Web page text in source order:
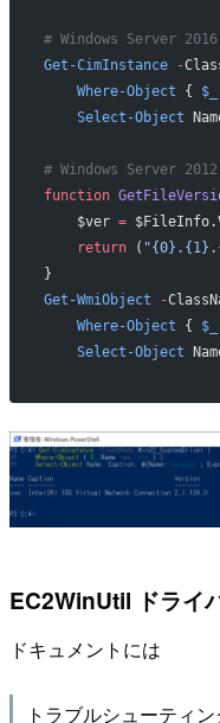
# Windows Server 2016
Get-CimInstance -
    Where-Object
{ $_
    Select-Object
# Windows Server 2012
function
    $ver
=
    return
(
}
Get-WmiObject -
    Where-Object
{ $_
    Select-Object
EC2WinUtil ドライ
ドキュメントには
トラブルシューティ